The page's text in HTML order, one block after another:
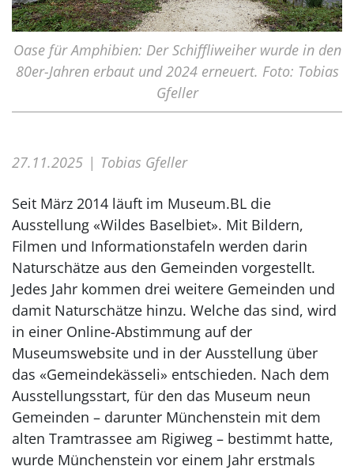
Oase für Amphibien: Der Schiffliweiher wurde in den
80er-Jahren erbaut und 2024 erneuert. Foto: Tobias
Gfeller
27.11.2025 Tobias Gfeller
Seit März 2014 läuft im Museum.BL die
Ausstellung «Wildes Baselbiet». Mit ­Bildern,
Filmen und Informationstafeln werden darin
Naturschätze aus den Gemeinden vorgestellt.
Jedes Jahr kommen drei weitere Gemeinden und
damit Naturschätze hinzu. Welche das sind, wird
in einer Online-Abstimmung auf der
Museumswebsite und in der Ausstellung über
das «Gemeindekässeli» entschieden. Nach dem
Ausstellungsstart, für den das Museum neun
Gemeinden – darunter Münchenstein mit dem
alten Tramtrassee am Rigiweg – bestimmt hatte,
wurde Münchenstein vor einem Jahr erstmals